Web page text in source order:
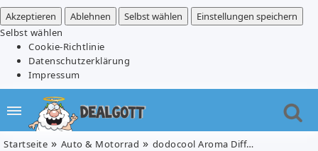
Akzeptieren
Ablehnen Selbst wählen
Einstellungen speichern
Selbst wählen
Cookie-Richtlinie
Datenschutzerklärung
Impressum
Startseite Auto & Motorrad dodocool Aroma Diffuser fürs Auto für 13,99€